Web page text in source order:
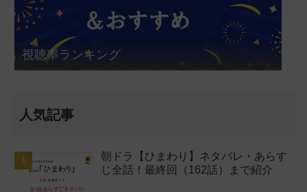
視聴率ランキング
人気記事
朝ドラ【ひまわり】ネタバレ・あらす
じ全話！最終回（162話）まで紹介